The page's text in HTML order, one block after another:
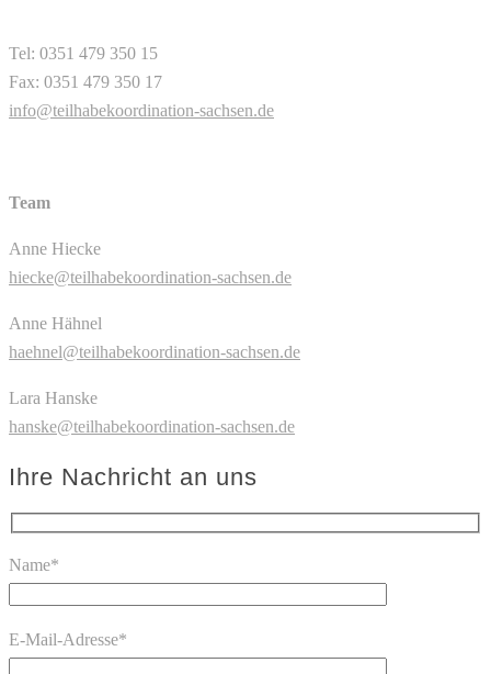
Tel: 0351 479 350 15
Fax: 0351 479 350 17
info@teilhabekoordination-sachsen.de
Team
Anne Hiecke
hiecke@teilhabekoordination-sachsen.de
Anne Hähnel
haehnel@teilhabekoordination-sachsen.de
Lara Hanske
hanske@teilhabekoordination-sachsen.de
Ihre Nachricht an uns
Name*
E-Mail-Adresse*